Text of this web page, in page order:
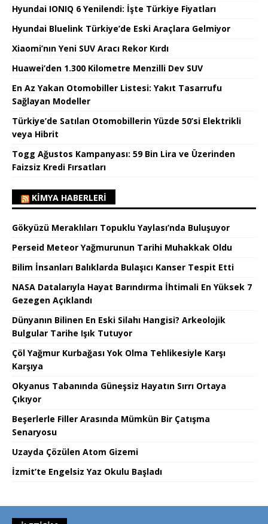
Hyundai IONIQ 6 Yenilendi: İşte Türkiye Fiyatları
Hyundai Bluelink Türkiye’de Eski Araçlara Gelmiyor
Xiaomi’nın Yeni SUV Aracı Rekor Kırdı
Huawei’den 1.300 Kilometre Menzilli Dev SUV
En Az Yakan Otomobiller Listesi: Yakıt Tasarrufu
Sağlayan Modeller
Türkiye’de Satılan Otomobillerin Yüzde 50’si Elektrikli
veya Hibrit
Togg Ağustos Kampanyası: 59 Bin Lira ve Üzerinden
Faizsiz Kredi Fırsatları
KIMYA HABERLERI
Gökyüzü Meraklıları Topuklu Yaylası’nda Buluşuyor
Perseid Meteor Yağmurunun Tarihi Muhakkak Oldu
Bilim İnsanları Balıklarda Bulaşıcı Kanser Tespit Etti
NASA Datalarıyla Hayat Barındırma İhtimali En Yüksek 7
Gezegen Açıklandı
Dünyanın Bilinen En Eski Silahı Hangisi? Arkeolojik
Bulgular Tarihe Işık Tutuyor
Çöl Yağmur Kurbağası Yok Olma Tehlikesiyle Karşı
Karşıya
Okyanus Tabanında Güneşsiz Hayatın Sırrı Ortaya
Çıkıyor
Beşerlerle Filler Arasında Mümkün Bir Çatışma
Senaryosu
Uzayda Çözülen Atom Gizemi
İzmit’te Engelsiz Yaz Okulu Başladı